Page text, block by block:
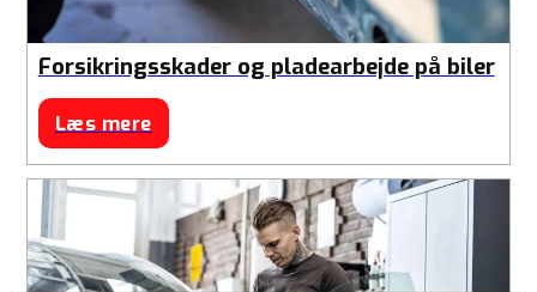
Forsikringsskader og pladearbejde på biler
Læs mere